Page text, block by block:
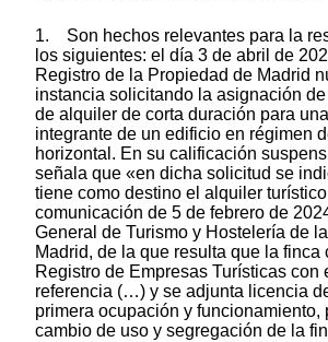
1. Son hechos relevantes para la
los siguientes: el día 3 de abril de
Registro de la Propiedad de Madrid
instancia solicitando la asignación
de alquiler de corta duración para
integrante de un edificio en régimen
horizontal. En su calificación
señala que «en dicha solicitud se
tiene como destino el alquiler
comunicación de 5 de febrero de
General de Turismo y Hostelería de
Madrid, de la que resulta que la finca
Registro de Empresas Turísticas con
referencia (…) y se adjunta licencia
primera ocupación y funcionamiento,
cambio de uso y segregación de la